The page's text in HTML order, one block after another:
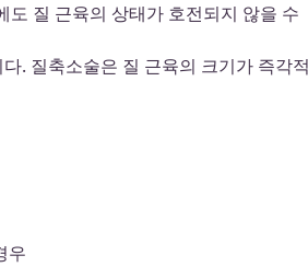
질 근육의 상태가 호전되지 않을 수
. 질축소술은 질 근육의 크기가 즉각
우